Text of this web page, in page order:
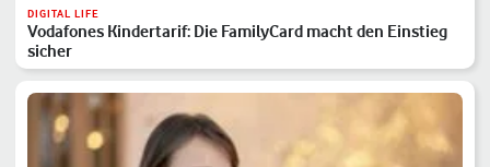
DIGITAL LIFE
Vodafones Kindertarif: Die FamilyCard macht den Einstieg
sicher